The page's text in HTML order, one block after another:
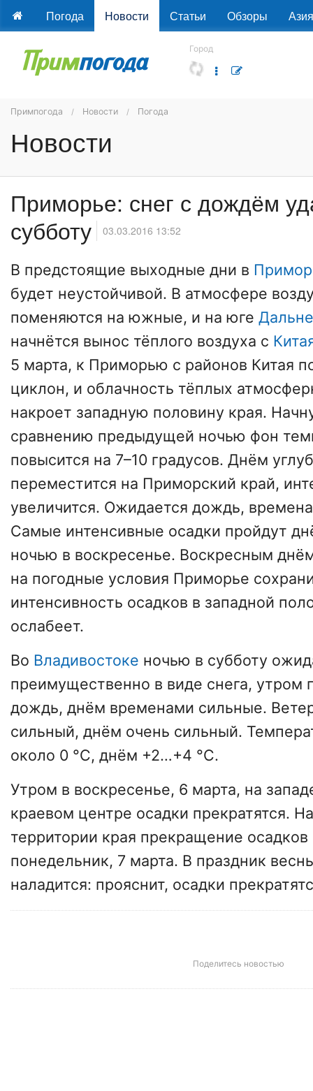
Погода Новости Статьи Обзоры Азия
Город
Примпогода Новости Погода
Новости
Приморье: снег с дождём
субботу
03.03.2016 13:52
В предстоящие выходные дни в
будет неустойчивой. В атмосфере
поменяются на южные, и на юге
начнётся вынос тёплого воздуха с
5 марта, к Приморью с районов Китая
циклон, и облачность тёплых
накроет западную половину края.
сравнению предыдущей ночью фон
повысится на 7–10 градусов. Днём
переместится на Приморский край,
увеличится. Ожидается дождь,
Самые интенсивные осадки пройдут
ночью в воскресенье. Воскресным
на погодные условия Приморье
интенсивность осадков в западной
ослабеет.
Во Владивостоке ночью в субботу
преимущественно в виде снега, утром
дождь, днём временами сильные.
сильный, днём очень сильный.
около 0 °C, днём +2…+4 °C.
Утром в воскресенье, 6 марта, на
краевом центре осадки прекратятся.
территории края прекращение осадков
понедельник, 7 марта. В праздник
наладится: прояснит, осадки
Поделитесь новостью